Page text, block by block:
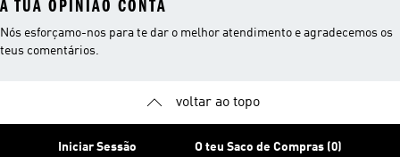
A TUA OPINIÃO CONTA
Nós esforçamo-nos para te dar o melhor atendimento e agradecemos os
teus comentários.
voltar ao topo
Iniciar Sessão O teu Saco de Compras (0)